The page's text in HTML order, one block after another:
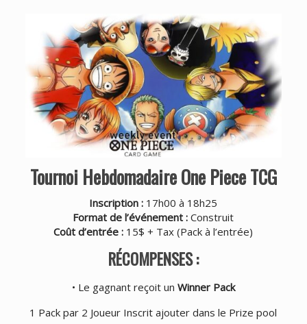
Tournoi Hebdomadaire One Piece TCG
Inscription : 17h00 à 18h25
Format de l’événement : Construit
Coût d’entrée : 15$ + Tax (Pack à l’entrée)
RÉCOMPENSES :
• Le gagnant reçoit un Winner Pack
1 Pack par 2 Joueur Inscrit ajouter dans le Prize pool